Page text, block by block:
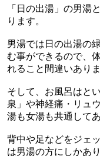
「日の出湯」の男湯
ります。
男湯では日の出湯の
む事ができるので、
れること間違いありま
そして、お風呂はと
泉」や神経痛・リュ
湯も女湯も共通してあ
背中や足などをジェ
は男湯の方にしかあ